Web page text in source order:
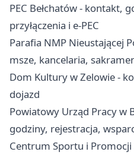
PEC Bełchatów - kontakt,
przyłączenia i e-PEC
Parafia NMP Nieustającej
msze, kancelaria,
Dom Kultury w Zelowie -
dojazd
Powiatowy Urząd Pracy w
godziny, rejestracja,
Centrum Sportu i Promocji